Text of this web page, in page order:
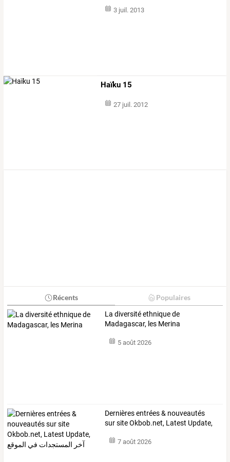
3 juil. 2013
Haïku 15
27 juil. 2012
Récents Populaires
La diversité ethnique de
Madagascar, les Merina
5 août 2026
Dernièresentrées& nouveautés
sursiteOkbob.net, Latest Update,
7 août 2026